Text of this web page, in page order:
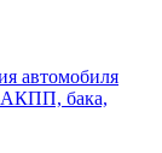
автомобиля
АКПП, бака,